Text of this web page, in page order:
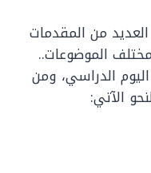
من المقدمات
الموضوعات..
الدراسي، ومن
الآتي: